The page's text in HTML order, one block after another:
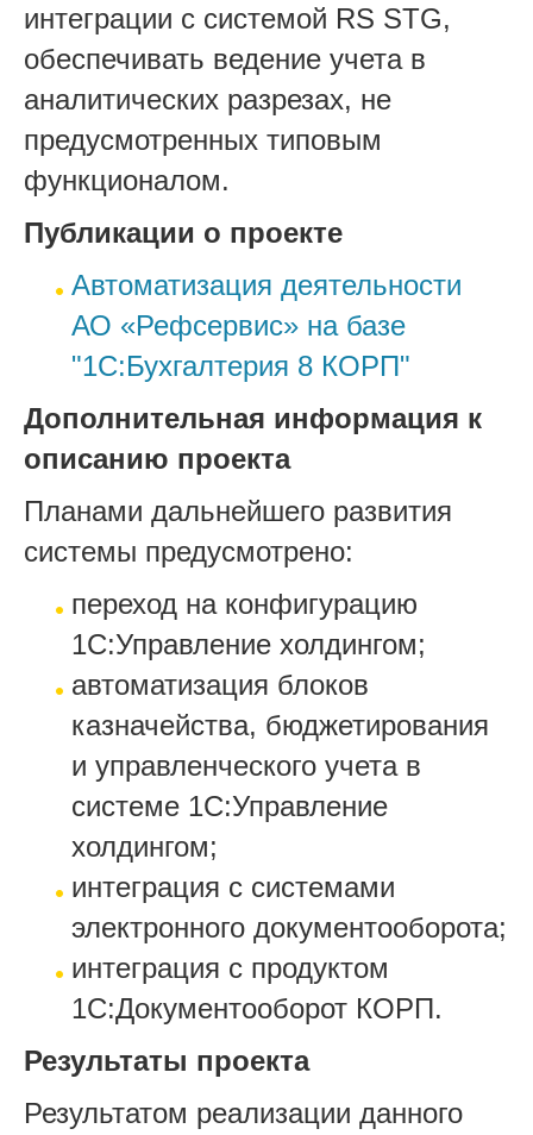
интеграции с системой RS STG,
обеспечивать ведение учета в
аналитических разрезах, не
предусмотренных типовым
функционалом.
Публикации о проекте
Автоматизация деятельности
АО «Рефсервис» на базе
"1С:Бухгалтерия 8 КОРП"
Дополнительная информация к
описанию проекта
Планами дальнейшего развития
системы предусмотрено:
переход на конфигурацию
1С:Управление холдингом;
автоматизация блоков
казначейства, бюджетирования
и управленческого учета в
системе 1С:Управление
холдингом;
интеграция с системами
электронного документооборота;
интеграция с продуктом
1С:Документооборот КОРП.
Результаты проекта
Результатом реализации данного